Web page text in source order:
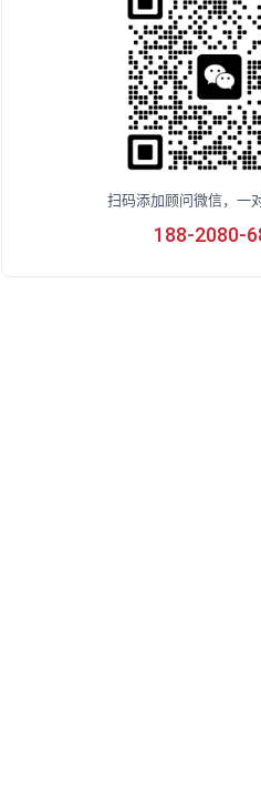
扫码添加顾问微信，一
188-2080-